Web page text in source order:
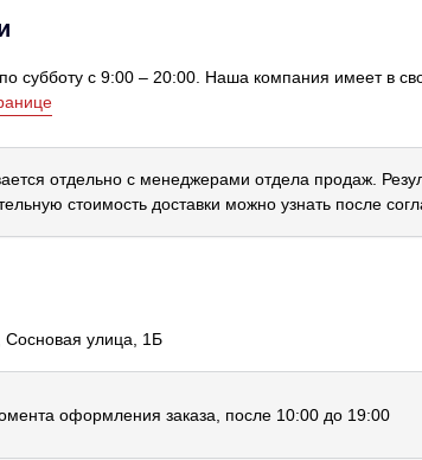
субботу с 9:00 – 20:00. Наша компания имеет в
отдельно с менеджерами отдела продаж.
стоимость доставки можно узнать после
улица, 1Б
оформления заказа, после 10:00 до 19:00